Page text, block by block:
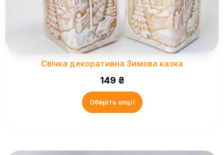
Свічка декоративна Зимова казка
149 ₴
Оберіть опції